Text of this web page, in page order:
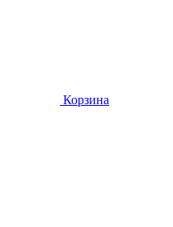
Корзина